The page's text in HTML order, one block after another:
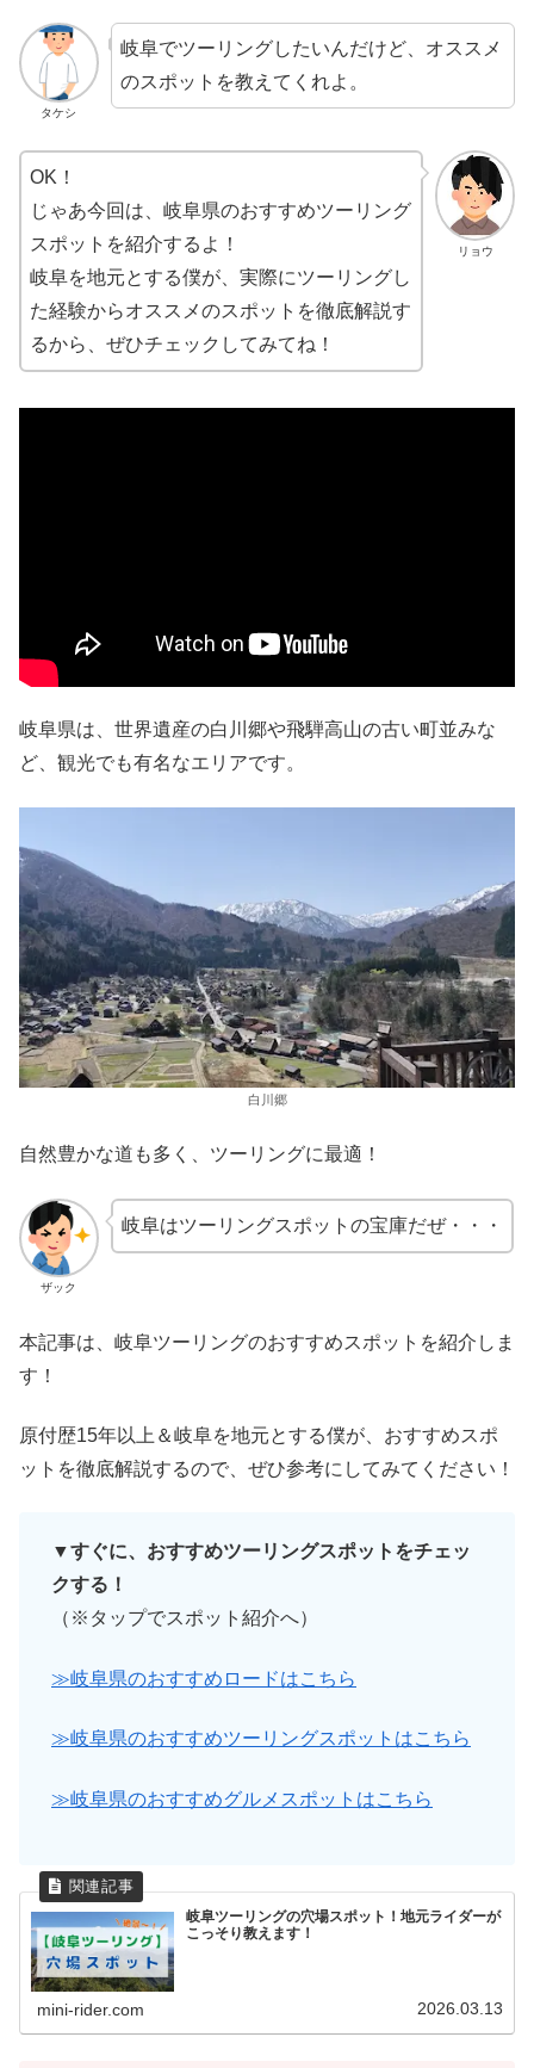
タケシ
岐阜でツーリングしたいんだけど、オススメ
のスポットを教えてくれよ。
リョウ
OK！
じゃあ今回は、岐阜県のおすすめツーリング
スポットを紹介するよ！
岐阜を地元とする僕が、実際にツーリングし
た経験からオススメのスポットを徹底解説す
るから、ぜひチェックしてみてね！
岐阜県は、世界遺産の白川郷や飛騨高山の古い町並みな
ど、観光でも有名なエリアです。
白川郷
自然豊かな道も多く、ツーリングに最適！
ザック
岐阜はツーリングスポットの宝庫だぜ・・・
本記事は、岐阜ツーリングのおすすめスポットを紹介しま
す！
原付歴15年以上＆岐阜を地元とする僕が、おすすめスポ
ットを徹底解説するので、ぜひ参考にしてみてください！
▼すぐに、おすすめツーリングスポットをチェッ
クする！
（※タップでスポット紹介へ）
≫岐阜県のおすすめロードはこちら
≫岐阜県のおすすめツーリングスポットはこちら
≫岐阜県のおすすめグルメスポットはこちら
岐阜ツーリングの穴場スポット！地元ライダーが
こっそり教えます！
mini-rider.com 2026.03.13